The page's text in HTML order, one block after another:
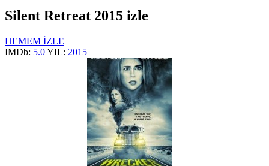
Silent Retreat 2015 izle
HEMEM İZLE
IMDb: 5.0YIL: 2015